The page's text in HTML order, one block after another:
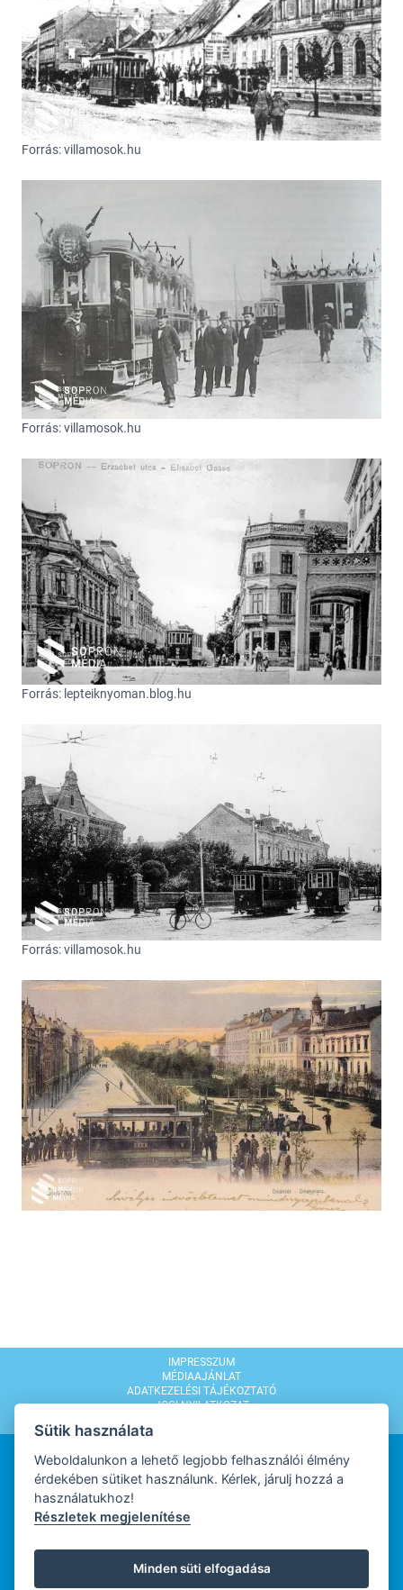
Forrás: villamosok.hu
Forrás: villamosok.hu
Forrás: lepteiknyoman.blog.hu
Forrás: villamosok.hu
IMPRESSZUM
MÉDIAAJÁNLAT
ADATKEZELÉSI TÁJÉKOZTATÓ
JOGI NYILATKOZAT
WEBDESIGN
Sütik használata
Weboldalunkon a lehető legjobb felhasználói élmény
érdekében sütiket használunk. Kérlek, járulj hozzá a
használatukhoz!
Részletek megjelenítése
Minden süti elfogadása